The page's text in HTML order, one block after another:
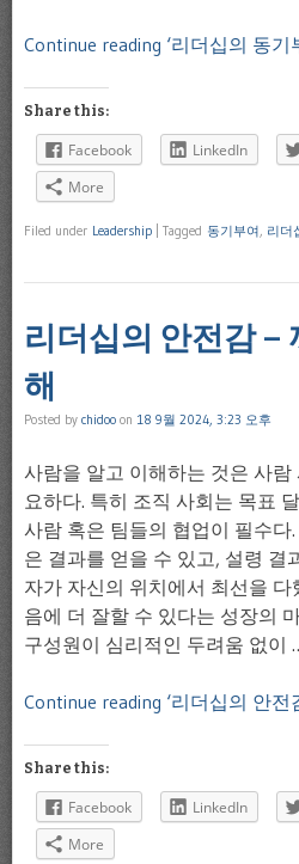
Continue reading ‘리더십의 동기
Share this:
Facebook LinkedIn
More
Filed under Leadership Tagged 동기부여, 리더
리더십의 안전감 –
해
Posted by chidoo on 18 9월 2024, 3:23 오후
사람을 알고 이해하는 것은 사
요하다. 특히 조직 사회는 목표
사람 혹은 팀들의 협업이 필수다
은 결과를 얻을 수 있고, 설령 결
자가 자신의 위치에서 최선을
음에 더 잘할 수 있다는 성장의
구성원이 심리적인 두려움 없이
Continue reading ‘리더십의 안전
Share this:
Facebook LinkedIn
More